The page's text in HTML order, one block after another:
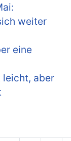
weiter
eine
aber